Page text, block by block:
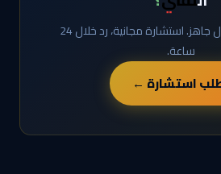
فريقنا في إسطنبول جاهز. استشارة مجانية، رد خلال 24
ساعة.
استشارة ←